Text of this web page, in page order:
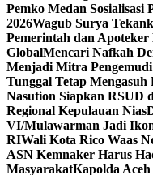
Pemko Medan Sosialisasi
2026Wagub Surya
Pemerintah dan Apoteker
GlobalMencari Nafkah
Menjadi Mitra
Tunggal Tetap Mengasuh
Nasution Siapkan RSUD
Regional Kepulauan Nias
VI/Mulawarman Jadi
RIWali Kota Rico Waas
ASN Kemnaker Harus
MasyarakatKapolda